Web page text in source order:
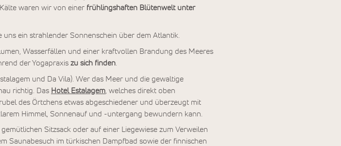
waren wir von einer frühlingshaften Blütenwelt unter
ein strahlender Sonnenschein über dem Atlantik.
Wasserfällen und einer kraftvollen Brandung des Meeres
der Yogapraxis zu sich finden
und Da Vila). Wer das Meer und die gewaltige
richtig. Das Hotel Estalagem , welches direkt oben
des Örtchens etwas abgeschiedener und überzeugt mit
Himmel, Sonnenauf und -untergang bewundern kann.
Sitzsack oder auf einer Liegewiese zum Verweilen
Saunabesuch im türkischen Dampfbad sowie der finnischen